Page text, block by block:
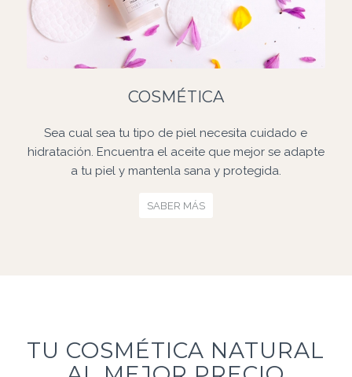
COSMÉTICA
Sea cual sea tu tipo de piel necesita cuidado e
hidratación. Encuentra el aceite que mejor se adapte
a tu piel y mantenla sana y protegida.
SABER MÁS
TU COSMÉTICA NATURAL